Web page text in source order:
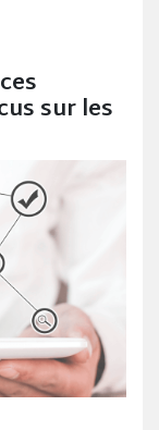
sur les